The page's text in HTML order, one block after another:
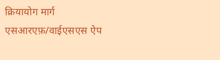
क्रियायोग मार्ग
एसआरएफ़/वाईएसएस ऐप